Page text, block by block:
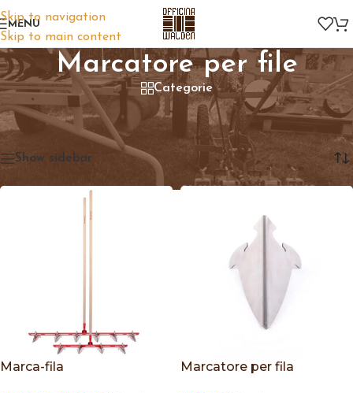
Skip to navigation
Skip to main content
MENU
Marcatore per file
Categorie
Home/Prodotti taggati “Marcatore per file”
Visualizzazione di 2 risultati
Show sidebar
Marca-fila Marcatore per fila